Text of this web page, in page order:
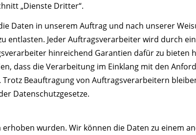
„Dienste Dritter“.
Daten in unserem Auftrag und nach unserer
entlasten. Jeder Auftragsverarbeiter wird durch
hinreichend Garantien dafür zu bieten
dass die Verarbeitung im Einklang mit den
Beauftragung von Auftragsverarbeitern
Datenschutzgesetze.
wurden. Wir können die Daten zu einem